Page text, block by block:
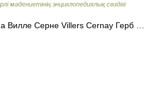
мәдениетінің энциклопедиялық сөздігі
Вилле Серне Villers Cernay Герб …